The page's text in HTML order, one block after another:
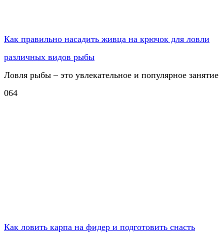
Как правильно насадить живца на крючок для ловли
различных видов рыбы
Ловля рыбы – это увлекательное и популярное занятие
064
Как ловить карпа на фидер и подготовить снасть